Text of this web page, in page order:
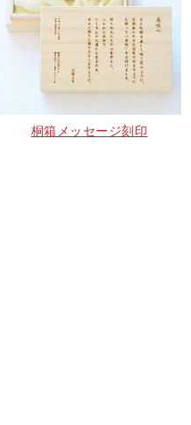
桐箱メッセージ刻印